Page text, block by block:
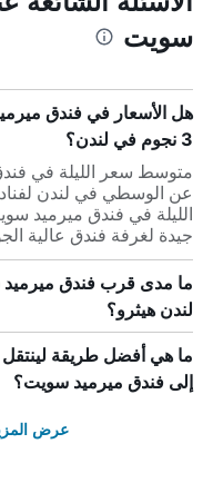
سويت
هل الأسعار في فندق
3 نجوم في لندن؟
جيدة لغرفة فندق عالية
ما مدى قرب فندق
لندن هيثرو؟
ما هي أفضل طريقة
إلى فندق ميرميد سويت؟
عرض